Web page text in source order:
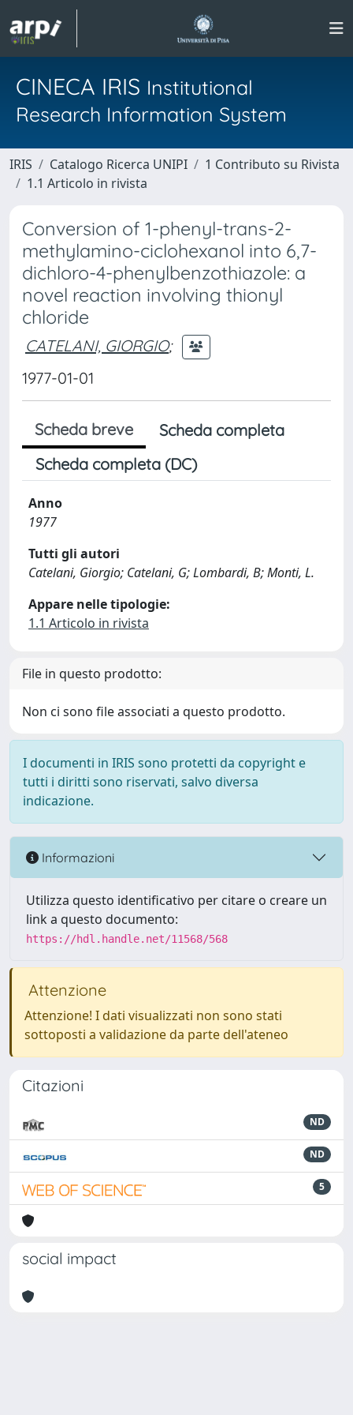
CINECA IRIS Institutional
Research Information System
IRIS Catalogo Ricerca UNIPI
1 Contributo su Rivista
1.1 Articolo in rivista
Conversion of 1-phenyl-trans-2-
methylamino-ciclohexanol into 6,7-
dichloro-4-phenylbenzothiazole: a
novel reaction involving thionyl
chloride
CATELANI, GIORGIO;
1977-01-01
Scheda breve
Scheda completa
Scheda completa (DC)
Anno
1977
Tutti gli autori
Catelani, Giorgio; Catelani, G; Lombardi, B; Monti, L.
Appare nelle tipologie:
1.1 Articolo in rivista
File in questo prodotto:
Non ci sono file associati a questo prodotto.
I documenti in IRIS sono protetti da copyright e
tutti i diritti sono riservati, salvo diversa
indicazione.
Informazioni
Utilizza questo identificativo per citare o creare un
link a questo documento:
https://hdl.handle.net/11568/568
Attenzione
Attenzione! I dati visualizzati non sono stati
sottoposti a validazione da parte dell'ateneo
Citazioni
ND
ND
5
social impact